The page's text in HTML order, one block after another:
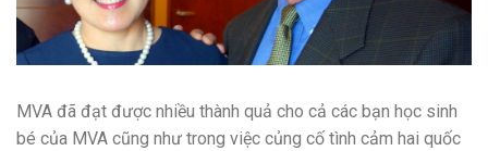
MVA đã đạt được nhiều thành quả cho cả các bạn học sinh
bé của MVA cũng như trong việc củng cố tình cảm hai quốc